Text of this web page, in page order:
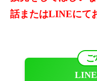
話またはLINEにて